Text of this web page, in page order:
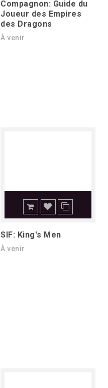
Compagnon: Guide du
Joueur des Empires
des Dragons
À venir
SIF: King's Men
À venir